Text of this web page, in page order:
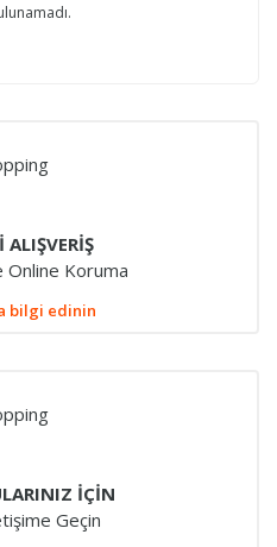
ALIŞVERİŞ
Online Koruma
bilgi edinin
İÇİN
Geçin